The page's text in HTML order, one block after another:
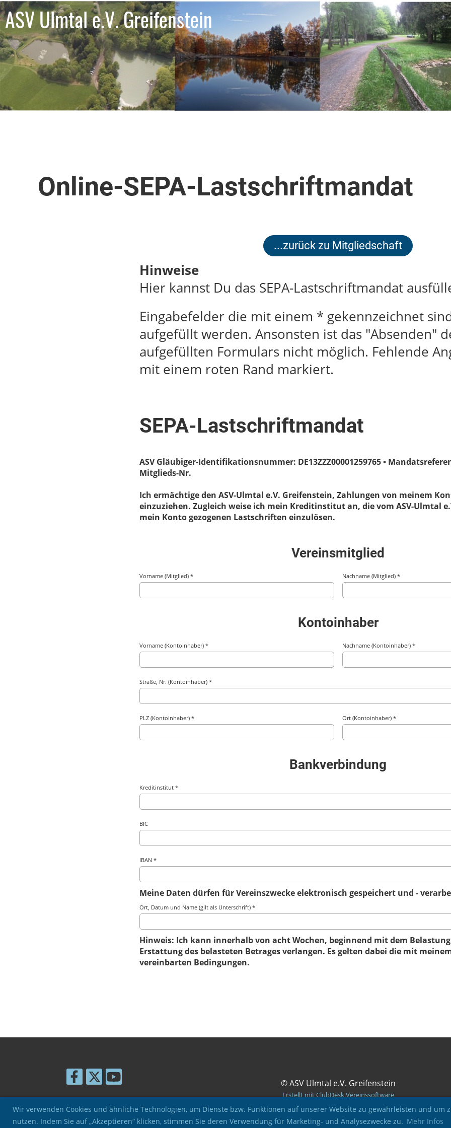
Wir verwenden Cookies und ähnliche Technologien, um Dienste bzw. Funktionen auf unserer Website zu gewährleisten und um
nutzen. Indem Sie auf „Akzeptieren“ klicken, stimmen Sie deren Verwendung für Marketing- und Analysezwecke zu. Mehr Infos
ASV Ulmtal e.V. Greifenstein
Online-SEPA-Lastschriftmandat
...zurück zu Mitgliedschaft
Hinweise
Hier kannst Du das SEPA-Lastschriftmandat
Eingabefelder die mit einem * gekennzeichnet
aufgefüllt werden. Ansonsten ist das "Absenden"
aufgefüllten Formulars nicht möglich. Fehlende
mit einem roten Rand markiert.
SEPA-Lastschriftmandat
ASV Gläubiger-Identifikationsnummer: DE13ZZZ00001259765 •
Mitglieds-Nr.
Ich ermächtige den ASV-Ulmtal e.V. Greifenstein, Zahlungen von meinem
einzuziehen. Zugleich weise ich mein Kreditinstitut an, die vom ASV-Ulmtal
mein Konto gezogenen Lastschriften einzulösen.
Vereinsmitglied
Vorname (Mitglied) * Nachname (Mitglied) *
Kontoinhaber
Vorname (Kontoinhaber) * Nachname (Kontoinhaber) *
Straße, Nr. (Kontoinhaber) *
PLZ (Kontoinhaber) * Ort (Kontoinhaber) *
Bankverbindung
Kreditinstitut *
BIC
IBAN *
Meine Daten dürfen für Vereinszwecke elektronisch gespeichert und -
Ort, Datum und Name (gilt als Unterschrift) *
Hinweis: Ich kann innerhalb von acht Wochen, beginnend mit dem
Erstattung des belasteten Betrages verlangen. Es gelten dabei die mit
vereinbarten Bedingungen.
© ASV Ulmtal e.V. Greifenstein
Erstellt mit ClubDesk Vereinssoftware